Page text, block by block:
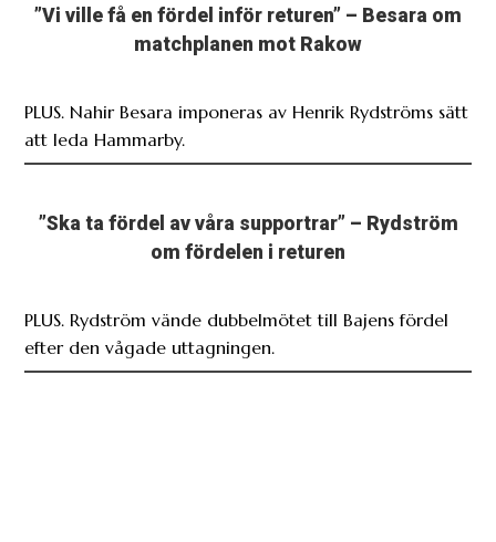
”Vi ville få en fördel inför returen” – Besara om
matchplanen mot Rakow
PLUS. Nahir Besara imponeras av Henrik Rydströms sätt
att leda Hammarby.
”Ska ta fördel av våra supportrar” – Rydström
om fördelen i returen
PLUS. Rydström vände dubbelmötet till Bajens fördel
efter den vågade uttagningen.